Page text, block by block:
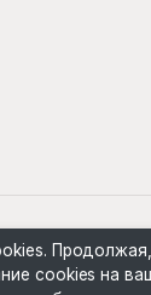
cookies на